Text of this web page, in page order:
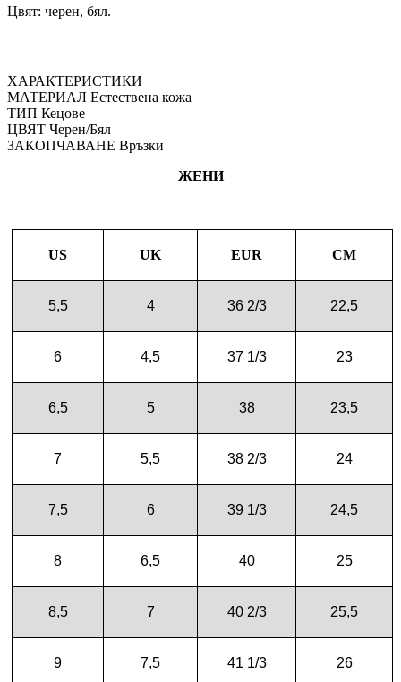
Цвят: черен, бял.
ХАРАКТЕРИСТИКИ
МАТЕРИАЛ Естествена кожа
ТИП Кецове
ЦВЯТ Черен/Бял
ЗАКОПЧАВАНЕ Връзки
ЖЕНИ
US UK EUR CM
5,5 4 36 2/3 22,5
6 4,5 37 1/3 23
6,5 5 38 23,5
7 5,5 38 2/3 24
7,5 6 39 1/3 24,5
8 6,5 40 25
8,5 7 40 2/3 25,5
9 7,5 41 1/3 26